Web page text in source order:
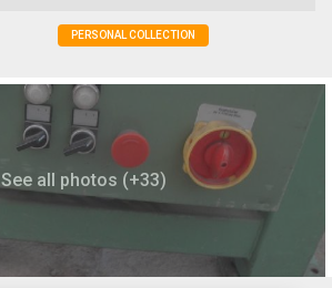
PERSONAL COLLECTION
See all photos (+33)